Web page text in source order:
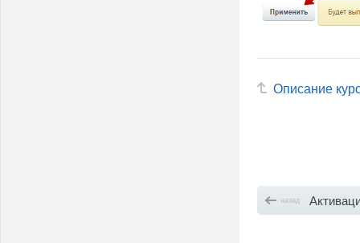
Описание
назад